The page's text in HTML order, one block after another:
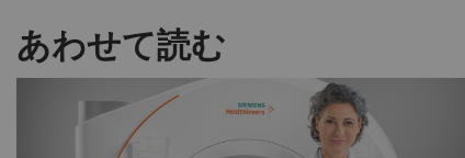
あわせて読む